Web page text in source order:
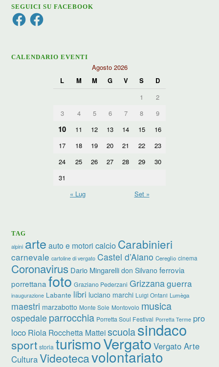
SEGUICI SU FACEBOOK
FacebookFacebook
CALENDARIO EVENTI
Agosto 2026
L
M M G V S
D
1
2
3
4 5 6 7 8 9
10 11 12 13 14 15
16
17
18 19 20 21 22
23
24
25 26 27 28 29
30
31
« Lug
Set »
TAG
alpini arte auto e motori calcio Carabinieri
carnevale cartoline di vergato Castel d’Aiano Cereglio cinema
Coronavirus Dario Mingarelli don Silvano ferrovia
porrettana foto Graziano Pederzani Grizzanaguerra
inaugurazione Labante libri luciano marchi Luigi Ontani Lumèga
maestri marzabotto Monte Sole Montovolo musica
ospedale parrocchia Porretta Soul Festival Porretta Terme pro
loco Riola Rocchetta Matteiscuolasindaco
sport storia turismoVergato Vergato Arte
CulturaVideotecavolontariato